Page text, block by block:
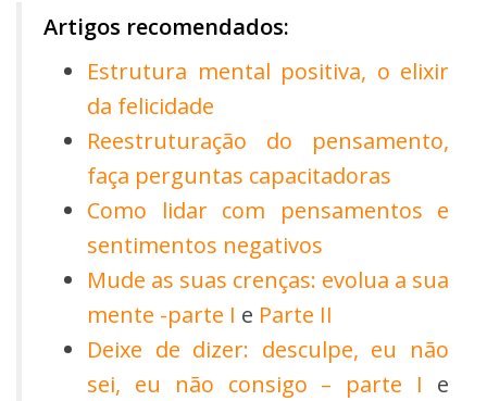
Artigos recomendados:
Estrutura mental positiva, o elixir
da felicidade
Reestruturação do pensamento,
faça perguntas capacitadoras
Como lidar com pensamentos e
sentimentos negativos
Mude as suas crenças: evolua a sua
mente -parte I e Parte II
Deixe de dizer: desculpe, eu não
sei, eu não consigo – parte I e